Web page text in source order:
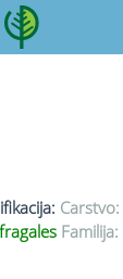
Carstvo:
Familija: